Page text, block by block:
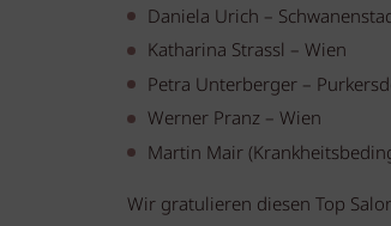
Daniela Urich –
Katharina Strassl – Wien
Petra Unterberger –
Werner Pranz – Wien
Martin Mair
Wir gratulieren diesen Top